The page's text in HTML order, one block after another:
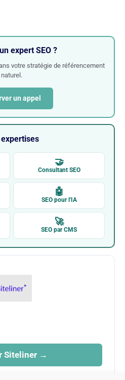
expert SEO ?
votre stratégie de référencement
naturel.
un appel
expertises
🤝
Consultant SEO
🤖
SEO pour l'IA
🚀
SEO par CMS
Siteliner →